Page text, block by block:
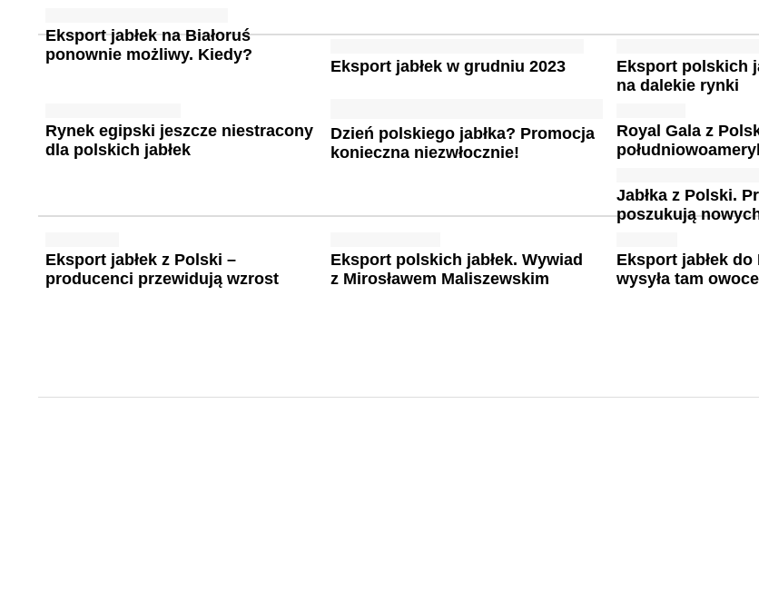
Eksport jabłek na Białoruś
ponownie możliwy. Kiedy?
Eksport jabłek w grudniu 2023
Eksport polskich
na dalekie rynki
Rynek egipski jeszcze niestracony
dla polskich jabłek
Dzień polskiego jabłka? Promocja
konieczna niezwłocznie!
Royal Gala z
Jabłka z Polski.
poszukują
Eksport jabłek z Polski –
producenci przewidują wzrost
Eksport polskich jabłek. Wywiad
z Mirosławem Maliszewskim
Eksport jabłek
wysyła tam